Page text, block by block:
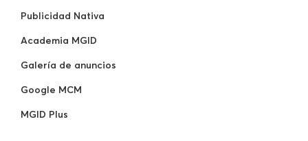
Publicidad Nativa
Academia MGID
Galería de anuncios
Google MCM
MGID Plus